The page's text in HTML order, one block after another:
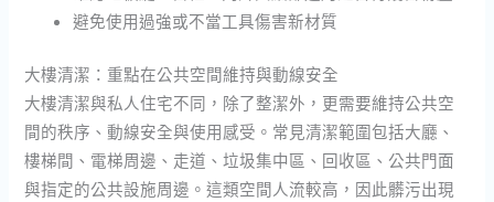
避免使用過強或不當工具傷害新材質
大樓清潔：重點在公共空間維持與動線安全
大樓清潔與私人住宅不同，除了整潔外，更需要維持公共空
間的秩序、動線安全與使用感受。常見清潔範圍包括大廳、
樓梯間、電梯周邊、走道、垃圾集中區、回收區、公共門面
與指定的公共設施周邊。這類空間人流較高，因此髒污出現